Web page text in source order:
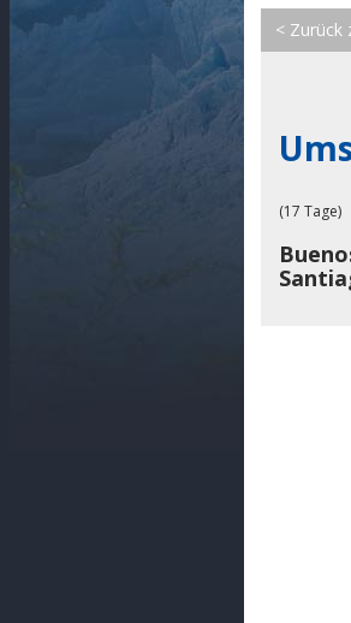
< Zurück
(17 Tage)